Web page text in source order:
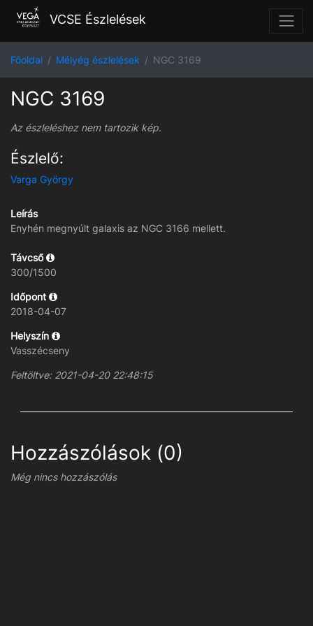
VCSE Észlelések
Főoldal Mélyég észlelések NGC 3169
NGC 3169
Az észleléshez nem tartozik kép.
Észlelő:
Varga György
Leírás
Enyhén megnyúlt galaxis az NGC 3166 mellett.
Távcső
300/1500
Időpont
2018-04-07
Helyszín
Vasszécseny
Feltöltve: 2021-04-20 22:48:15
Hozzászólások (0)
Még nincs hozzászólás